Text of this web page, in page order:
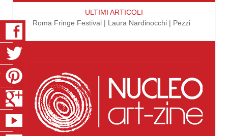
ULTIMI ARTICOLI
Roma Fringe Festival | Laura Nardinocchi | Pezzi